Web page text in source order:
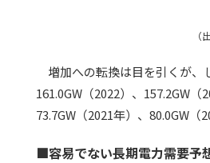
増加への転換は目を引くが、
161.0GW（2022）、157.2GW
73.7GW（2021年）、80.0GW
■容易でない長期電力需要予